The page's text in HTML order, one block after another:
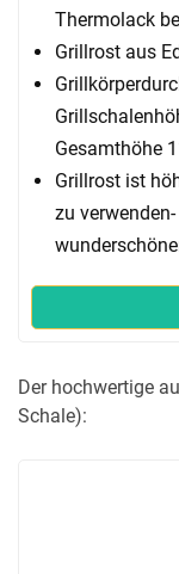
Thermolack
Grillrost aus
Gesamthöhe
Grillrost ist
zu
Der hochwertige
Schale):